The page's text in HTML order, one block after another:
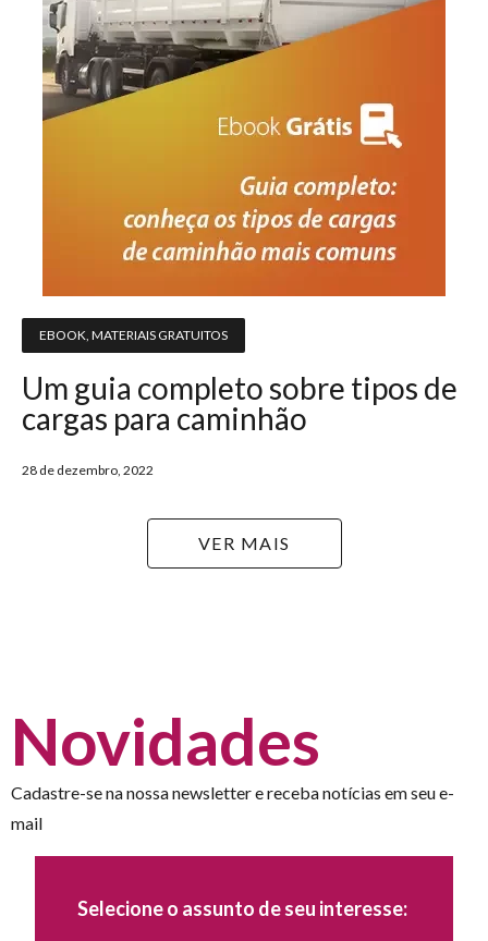
EBOOK, MATERIAIS GRATUITOS
Um guia completo sobre tipos de
cargas para caminhão
28 de dezembro, 2022
VER MAIS
Novidades
Cadastre-se na nossa newsletter e receba notícias em seu e-
mail
Selecione o assunto de seu interesse: